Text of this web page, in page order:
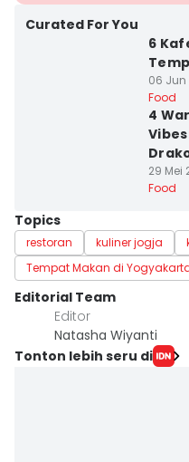
Curated For You
6
06 Jun
Food
4
29 Mei
Food
Topics
restoran kuliner jogja
Tempat Makan di
Editorial Team
Editor
Natasha Wiyanti
Tonton lebih seru di